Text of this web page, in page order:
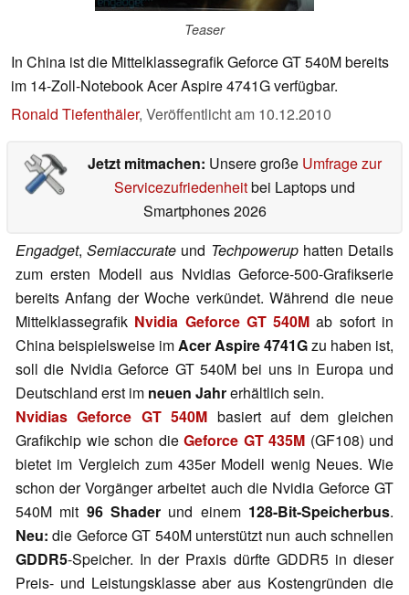
Teaser
In China ist die Mittelklassegrafik Geforce GT 540M bereits
im 14-Zoll-Notebook Acer Aspire 4741G verfügbar.
Ronald Tiefenthäler, Veröffentlicht am 10.12.2010
Jetzt mitmachen: Unsere große Umfrage zur
Servicezufriedenheitbei Laptops und
Smartphones 2026
Engadget,Semiaccurate und Techpoweruphatten Details
zum ersten Modell aus Nvidias Geforce-500-Grafikserie
bereits Anfang der Woche verkündet. Während die neue
Mittelklassegrafik Nvidia Geforce GT 540M ab sofort in
China beispielsweise imAcer Aspire 4741Gzu haben ist,
soll die Nvidia Geforce GT 540M bei uns in Europa und
Deutschland erst im neuen Jahrerhältlich sein.
Nvidias Geforce GT 540M basiert auf dem gleichen
Grafikchip wie schon die Geforce GT 435M (GF108) und
bietet im Vergleich zum 435er Modell wenig Neues. Wie
schon der Vorgänger arbeitet auch die Nvidia Geforce GT
540M mit 96 Shader und einem 128-Bit-Speicherbus.
Neu: die Geforce GT 540M unterstützt nun auch schnellen
GDDR5-Speicher. In der Praxis dürfte GDDR5 in dieser
Preis- und Leistungsklasse aber aus Kostengründen die